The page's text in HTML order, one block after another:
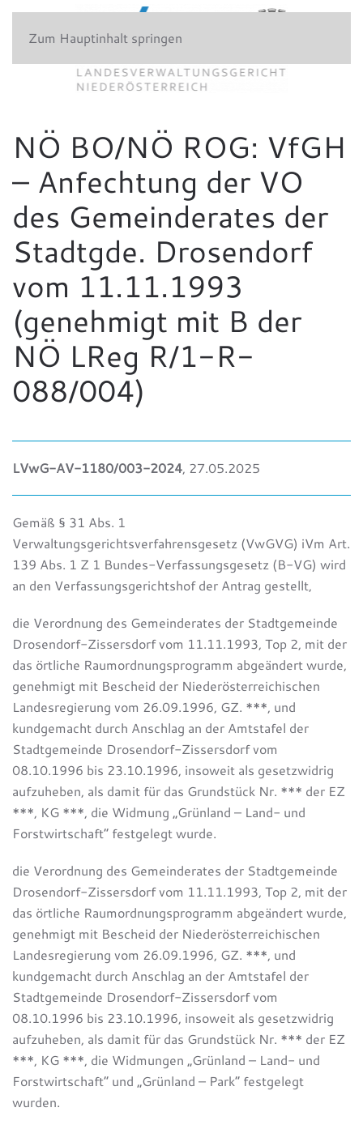
Zum Hauptinhalt springen
NÖ BO/NÖ ROG: VfGH
– Anfechtung der VO
des Gemeinderates der
Stadtgde. Drosendorf
vom 11.11.1993
(genehmigt mit B der
NÖ LReg R/1-R-
088/004)
LVwG-AV-1180/003-2024, 27.05.2025
Gemäß § 31 Abs. 1
Verwaltungsgerichtsverfahrensgesetz (VwGVG) iVm Art.
139 Abs. 1 Z 1 Bundes-Verfassungsgesetz (B-VG) wird
an den Verfassungsgerichtshof der Antrag gestellt,
die Verordnung des Gemeinderates der Stadtgemeinde
Drosendorf-Zissersdorf vom 11.11.1993, Top 2, mit der
das örtliche Raumordnungsprogramm abgeändert wurde,
genehmigt mit Bescheid der Niederösterreichischen
Landesregierung vom 26.09.1996, GZ. ***, und
kundgemacht durch Anschlag an der Amtstafel der
Stadtgemeinde Drosendorf-Zissersdorf vom
08.10.1996 bis 23.10.1996, insoweit als gesetzwidrig
aufzuheben, als damit für das Grundstück Nr. *** der EZ
***, KG ***, die Widmung „Grünland – Land- und
Forstwirtschaft“ festgelegt wurde.
die Verordnung des Gemeinderates der Stadtgemeinde
Drosendorf-Zissersdorf vom 11.11.1993, Top 2, mit der
das örtliche Raumordnungsprogramm abgeändert wurde,
genehmigt mit Bescheid der Niederösterreichischen
Landesregierung vom 26.09.1996, GZ. ***, und
kundgemacht durch Anschlag an der Amtstafel der
Stadtgemeinde Drosendorf-Zissersdorf vom
08.10.1996 bis 23.10.1996, insoweit als gesetzwidrig
aufzuheben, als damit für das Grundstück Nr. *** der EZ
***, KG ***, die Widmungen „Grünland – Land- und
Forstwirtschaft“ und „Grünland – Park“ festgelegt
wurden.